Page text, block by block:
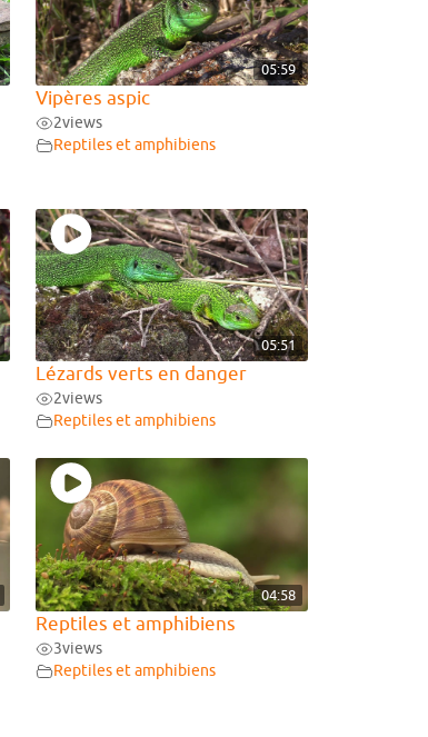
05:59
Vipères aspic
2views
Reptiles et amphibiens
05:51
Lézards verts en danger
2views
Reptiles et amphibiens
04:58
Reptiles et amphibiens
3views
Reptiles et amphibiens